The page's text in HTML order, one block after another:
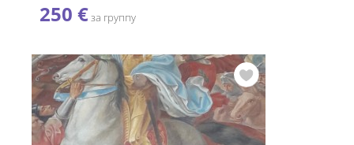
250 €за группу